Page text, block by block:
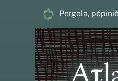
Pergola,